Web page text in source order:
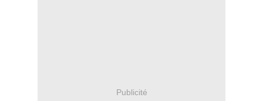
Publicité